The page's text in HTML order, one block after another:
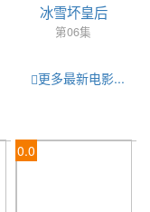
冰雪坏皇后
第06集
更多最新电影...
0.0